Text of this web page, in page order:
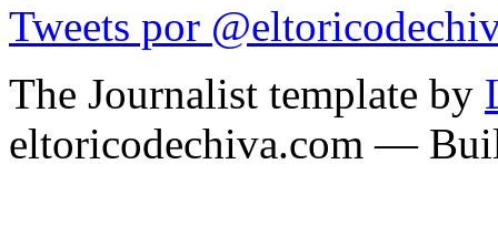
Tweets por
The Journalist template by
eltoricodechiva.com —